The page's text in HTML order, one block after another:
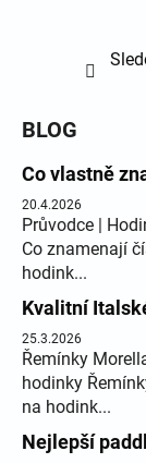
BLOG
Co vlastně
20.4.2026
Průvodce |
Co znamenají
hodink...
Kvalitní
25.3.2026
Řemínky
hodinky
na hodink...
Nejlepší